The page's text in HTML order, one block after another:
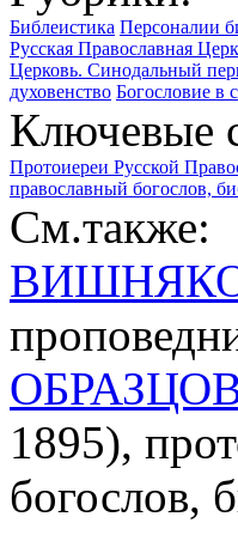
Библеистика Персоналии
Русская Православная
Церковь. Синодальный
духовенство Богословие в
Ключевые
Протоиереи Русской
православный богослов,
См.также:
1895),
богослов,